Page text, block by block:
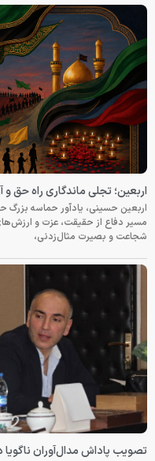
اربعین؛ تجلی ماندگاری راه حق و
اربعین حسینی، یادآور حماسه بزرگ
مسیر دفاع از حقیقت، عزت و
شجاعت و بصیرت مثال‌زدنی،
تصویب پاداش مدال‌آوران